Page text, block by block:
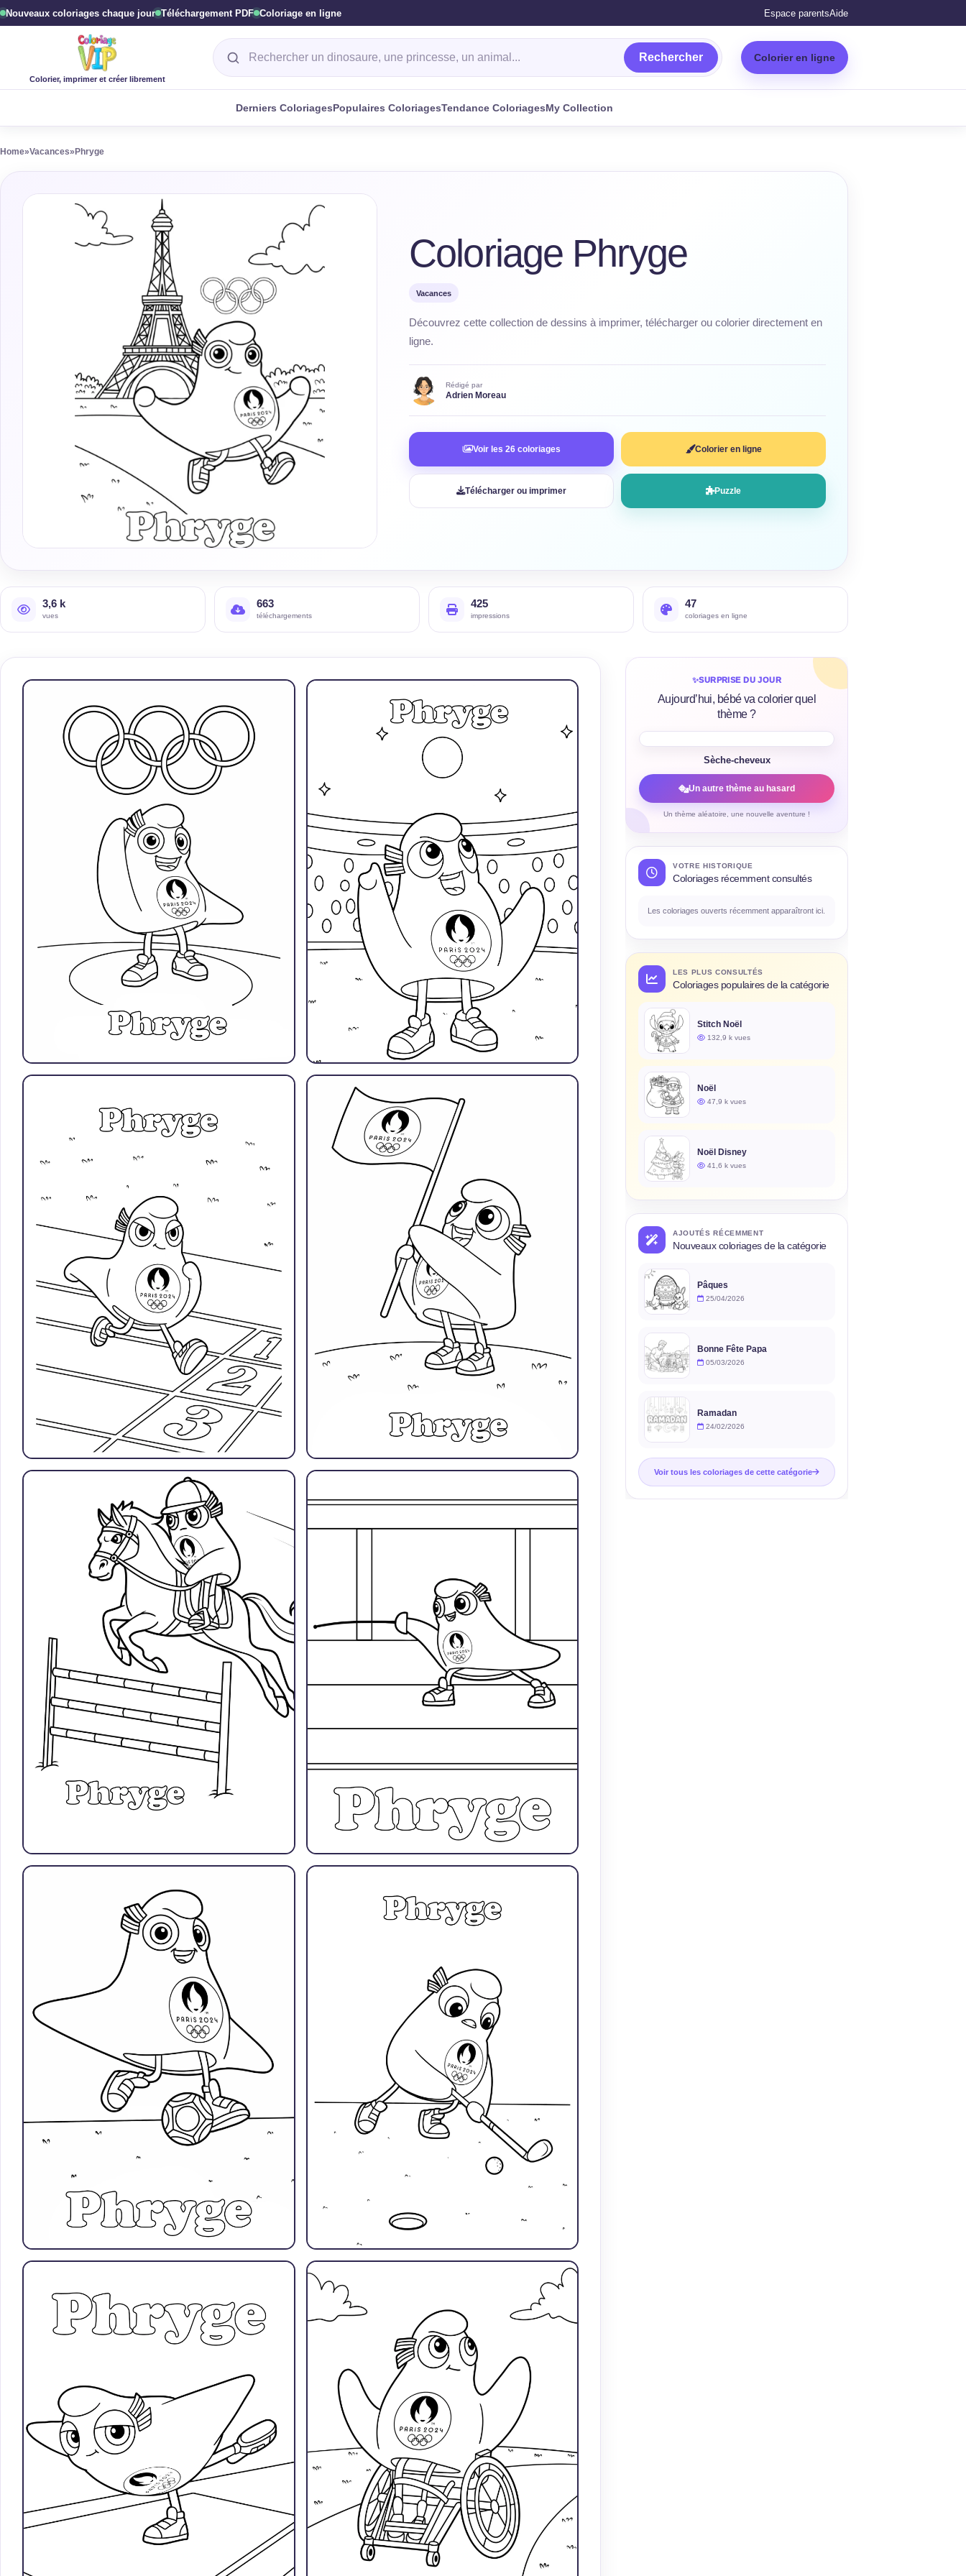
Nouveaux coloriages chaque jour Téléchargement PDF Coloriage en ligne Espace parentsAide
Colorier, imprimer et créer librement
Rechercher un coloriage
Rechercher Colorier en ligne
Derniers ColoriagesPopulaires ColoriagesTendance ColoriagesMy Collection
Home»Vacances» Phryge
Coloriage Phryge
Vacances
Découvrez cette collection de dessins à imprimer, télécharger ou colorier directement en
ligne.
Rédigé par
Adrien Moreau
Voir les 26 coloriages Colorier en ligne
Télécharger ou imprimer Puzzle
3,6 k
vues
663
téléchargements
425
impressions
47
coloriages en ligne
✨SURPRISE DU JOUR
Aujourd’hui, bébé va colorier quel
thème ?
Sèche-cheveux
Un autre thème au hasard
Un thème aléatoire, une nouvelle aventure !
VOTRE HISTORIQUE
Coloriages récemment consultés
Les coloriages ouverts récemment apparaîtront ici.
LES PLUS CONSULTÉS
Coloriages populaires de la catégorie
Stitch Noël
132,9 k vues
Noël
47,9 k vues
Noël Disney
41,6 k vues
AJOUTÉS RÉCEMMENT
Nouveaux coloriages de la catégorie
Pâques
25/04/2026
Bonne Fête Papa
05/03/2026
Ramadan
24/02/2026
Voir tous les coloriages de cette catégorie